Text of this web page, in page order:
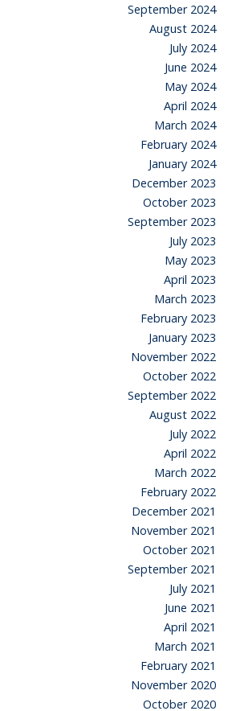
September 2024
August 2024
July 2024
June 2024
May 2024
April 2024
March 2024
February 2024
January 2024
December 2023
October 2023
September 2023
July 2023
May 2023
April 2023
March 2023
February 2023
January 2023
November 2022
October 2022
September 2022
August 2022
July 2022
April 2022
March 2022
February 2022
December 2021
November 2021
October 2021
September 2021
July 2021
June 2021
April 2021
March 2021
February 2021
November 2020
October 2020